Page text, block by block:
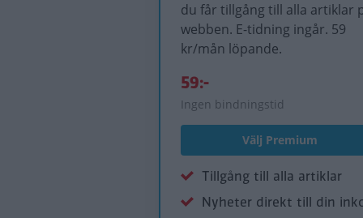
du får tillgång till alla artiklar
webben. E-tidning ingår. 59
kr/mån löpande.
59:-
Ingen bindningstid
Välj Premium
Tillgång till alla artiklar
Nyheter direkt till din